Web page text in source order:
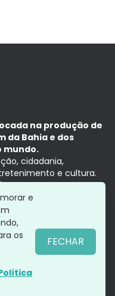
na produção de
da Bahia e dos
mundo.
cidadania,
e cultura.
no tempo presente,
e
os
FECHAR